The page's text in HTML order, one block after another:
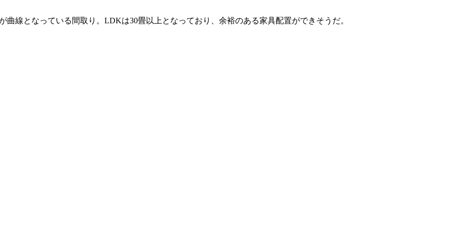
曲線となっている間取り。LDKは30畳以上となっており、余裕のある家具配置ができそうだ。